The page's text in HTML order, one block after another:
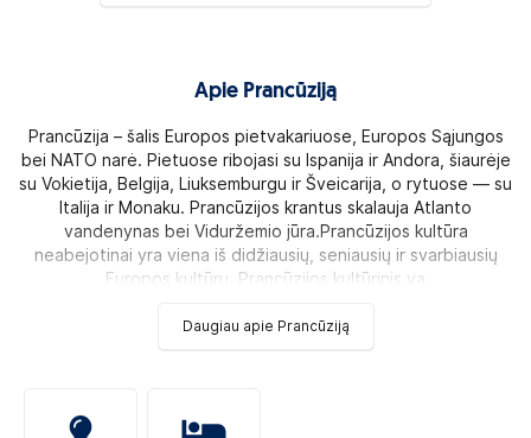
Apie Prancūziją
Prancūzija – šalis Europos pietvakariuose, Europos Sąjungos
bei NATO narė. Pietuose ribojasi su Ispanija ir Andora, šiaurėje
su Vokietija, Belgija, Liuksemburgu ir Šveicarija, o rytuose — su
Italija ir Monaku. Prancūzijos krantus skalauja Atlanto
vandenynas bei Viduržemio jūra.Prancūzijos kultūra
neabejotinai yra viena iš didžiausių, seniausių ir svarbiausių
Europos kultūrų. Prancūzijos kultūrinis va
Daugiau apie Prancūziją